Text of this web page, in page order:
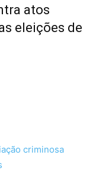
atos
eleições de